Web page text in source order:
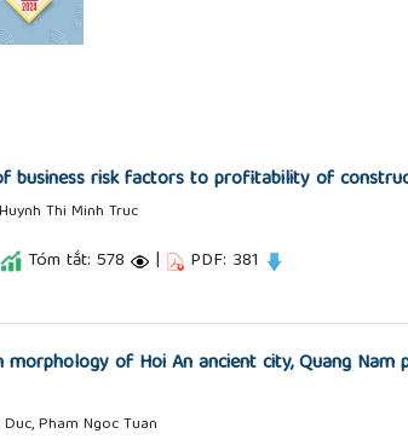
business risk factors to profitability of
Thi Minh Truc
Tóm tắt: 578 | PDF: 381
morphology of Hoi An ancient city, Quang
Pham Ngoc Tuan